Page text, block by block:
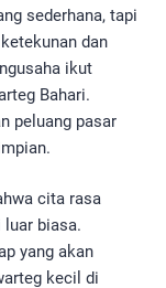
sederhana, tapi
dan
ikut
Bahari.
peluang pasar
cita rasa
biasa.
yang akan
kecil di